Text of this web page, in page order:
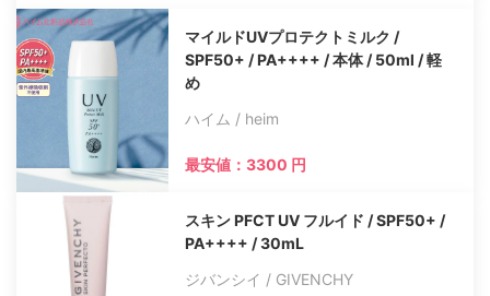
マイルドUVプロテクトミルク /
SPF50+ / PA++++ / 本体 / 50ml / 軽
め
ハイム / heim
最安値：3300 円
スキン PFCT UV フルイド / SPF50+ /
PA++++ / 30mL
ジバンシイ / GIVENCHY